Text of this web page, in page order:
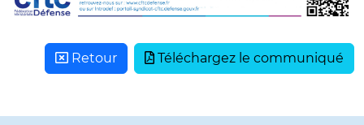
Téléchargez le communiqué
Retour